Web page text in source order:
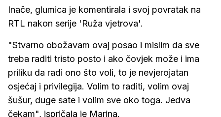
Inače, glumica je komentirala i svoj povratak na
RTL nakon serije 'Ruža vjetrova'.
"Stvarno obožavam ovaj posao i mislim da sve
treba raditi tristo posto i ako čovjek može i ima
priliku da radi ono što voli, to je nevjerojatan
osjećaj i privilegija. Volim to raditi, volim ovaj
šušur, duge sate i volim sve oko toga. Jedva
čekam", ispričala je Marina.